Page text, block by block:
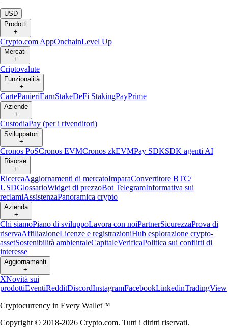
|
USD
Prodotti
+
Crypto.com AppOnchainLevel Up
Mercati
+
Criptovalute
Funzionalità
+
CartePanieriEarnStakeDeFi StakingPayPrime
Aziende
+
CustodiaPay (per i rivenditori)
Sviluppatori
+
Cronos PoSCronos EVMCronos zkEVMPay SDKSDK agenti AI
Risorse
+
RicercaAggiornamenti di mercatoImparaConvertitore BTC/
USDGlossarioWidget di prezzoBot TelegramInformativa sui
reclamiAssistenzaPanoramica crypto
Azienda
+
Chi siamoPiano di sviluppoLavora con noiPartnerSicurezzaProva di
riservaAffiliazioneLicenze e registrazioniHub esplorazione crypto-
assetSostenibilità ambientaleCapitaleVerificaPolitica sui conflitti di
interesse
Aggiornamenti
+
XNovità sui
prodottiEventiRedditDiscordInstagramFacebookLinkedinTradingView
Cryptocurrency in Every Wallet™
Copyright © 2018-2026 Crypto.com. Tutti i diritti riservati.